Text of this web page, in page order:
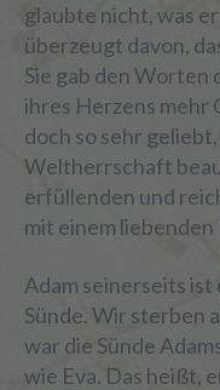
glaubte nicht, was
überzeugt davon,
Sie gab den Worten
ihres Herzens mehr
doch so sehr
Weltherrschaft
erfüllenden und
mit einem
Adam seinerseits
Sünde. Wir sterben
war die Sünde
wie Eva. Das heißt,